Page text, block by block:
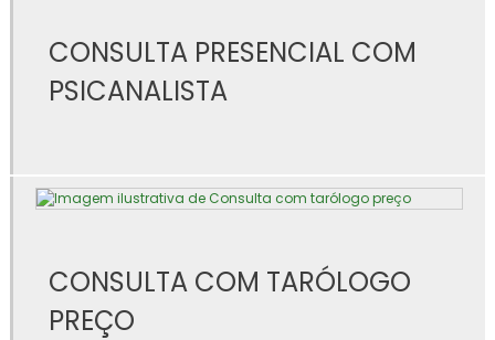
Consulta de cromoterapia
Consulta online de tarot
Consulta com psicanalista na parada inglesa
CONSULTA PRESENCIAL COM
PSICANALISTA
CONSULTA COM TARÓLOGO
PREÇO